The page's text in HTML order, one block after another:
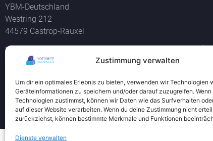
Zustimmung verwalten
Um dir ein optimales Erlebnis zu bieten, verwenden wir Technologien
Geräteinformationen zu speichern und/oder darauf zuzugreifen. Wenn
Technologien zustimmst, können wir Daten wie das Surfverhalten
auf dieser Website verarbeiten. Wenn du deine Zustimmung nicht
zurückziehst, können bestimmte Merkmale und Funktionen
Dienste verwalten
YBM-Deutschland
Westring 212
44579 Castrop-Rauxel
Tel +49 2305 76004000
info@ybm-deutschland.de
Alle